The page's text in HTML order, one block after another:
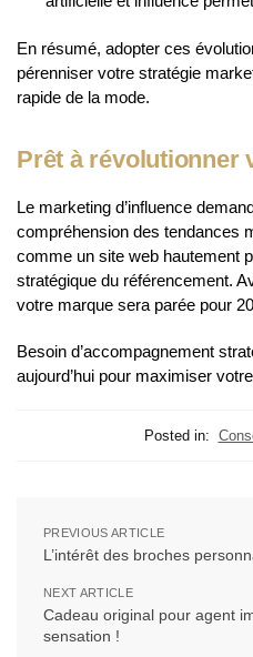
En résumé, adopter ces
pérenniser votre stratégie
rapide de la mode.
Prêt à révolutionner
Le marketing d’influence
compréhension des tendances
comme un site web hautement
stratégique du référencement.
votre marque sera parée pour
Besoin d’accompagnement
aujourd’hui pour maximiser
Posted in:
PREVIOUS ARTICLE
L’intérêt des broches
NEXT ARTICLE
Cadeau original pour agent
sensation !